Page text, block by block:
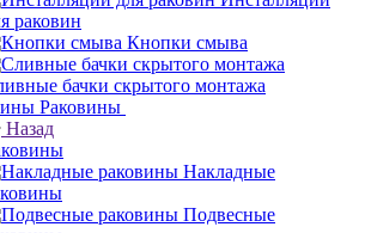
раковин
Кнопки смыва
бачки скрытого монтажа
Раковины
Назад
Накладные
Подвесные